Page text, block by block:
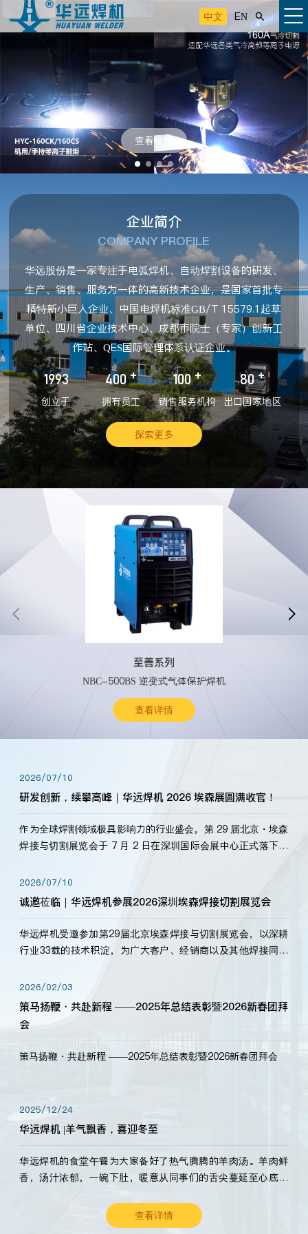
中文 EN 
查看详情
企业简介
COMPANY PROFILE
华远股份是一家专注于电弧焊机、自动焊割设备的研发、
生产、销售、服务为一体的高新技术企业，是国家首批专
精特新小巨人企业、中国电焊机标准GB/T 15579.1起草
单位、四川省企业技术中心、成都市院士（专家）创新工
作站、QES国际管理体系认证企业。
1993
创立于
400 +
拥有员工
100 +
销售服务机构
80 +
出口国家地区
探索更多
至善系列
NBC-500BS 逆变式气体保护焊机
查看详情
 
2026/07/10
研发创新，续攀高峰｜华远焊机 2026 埃森展圆满收官！
作为全球焊割领域极具影响力的行业盛会，第 29 届北京・埃森
焊接与切割展览会于 7 月 2 日在深圳国际会展中心正式落下帷
标准，持之以恒研发新产品、新技术。新老客户、行业伙伴、
海内外客户为目睹公司发布的新产…
2026/07/10
诚邀莅临｜华远焊机参展2026深圳埃森焊接切割展览会
华远焊机受邀参加第29届北京埃森焊接与切割展览会，以深耕
行业33载的技术积淀，为广大客户、经销商以及其他焊接同仁
2026/02/03
策马扬鞭・共赴新程 ——2025年总结表彰暨2026新春团拜
会
策马扬鞭・共赴新程 ——2025年总结表彰暨2026新春团拜会
2025/12/24
华远焊机 |羊气飘香，喜迎冬至
华远焊机的食堂午餐为大家备好了热气腾腾的羊肉汤。羊肉鲜
香，汤汁浓郁，一碗下肚，暖意从同事们的舌尖蔓延至心底。
查看详情